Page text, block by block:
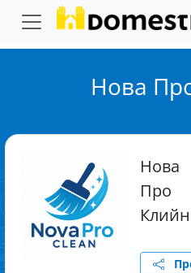
Нова
Нова
Про
Клийн